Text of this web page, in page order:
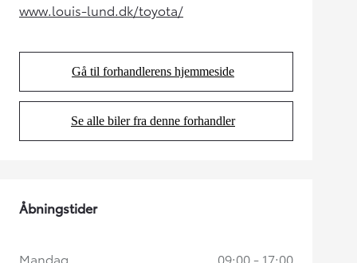
www.louis-lund.dk/toyota/
(Opens in new tab)
Gå til forhandlerens hjemmeside
(Opens in new tab)
Se alle biler fra denne forhandler
(Opens in new tab)
Åbningstider
Mandag
09:00 - 17:00